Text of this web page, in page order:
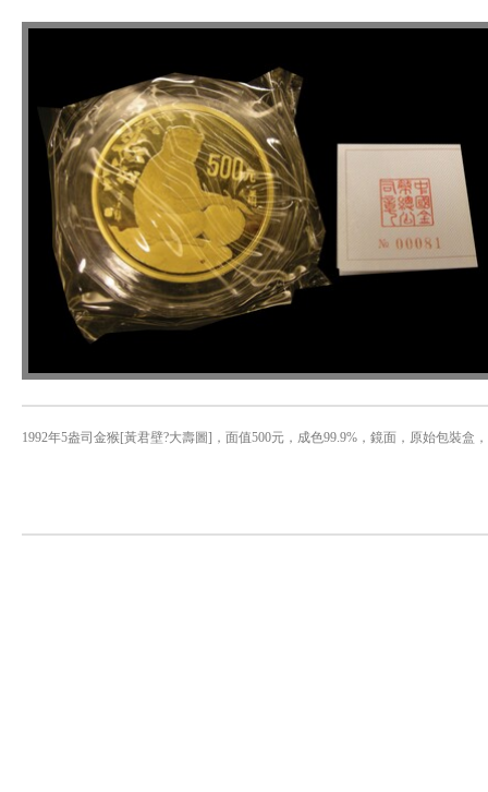
1992年5盎司金猴[黃君壁?大壽圖]，面值500元，成色99.9%，鏡面，原始包裝盒